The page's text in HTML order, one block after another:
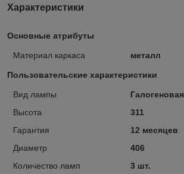
Характеристики
Основные атрибуты
Материал каркаса металл
Пользовательские характеристики
Вид лампы
Галогеновая
Высота
311
Гарантия
12 месяцев
Диаметр
406
Количество ламп
3 шт.